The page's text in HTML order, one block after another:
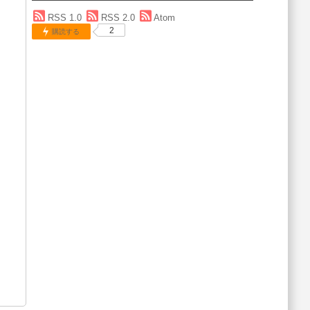
RSS 1.0 RSS 2.0 Atom
購読する 2